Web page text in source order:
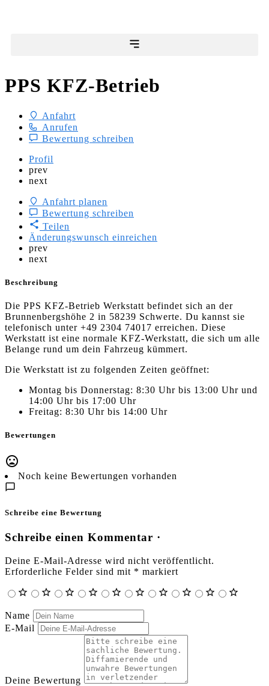
PPS KFZ-Betrieb
Anfahrt
Anrufen
Bewertung schreiben
Profil
prev
next
Anfahrt planen
Bewertung schreiben
Teilen
Änderungswunsch einreichen
prev
next
Beschreibung
Die PPS KFZ-Betrieb Werkstatt befindet sich an der
Brunnenbergshöhe 2 in 58239 Schwerte. Du kannst sie
telefonisch unter +49 2304 74017 erreichen. Diese
Werkstatt ist eine normale KFZ-Werkstatt, die sich um alle
Belange rund um dein Fahrzeug kümmert.
Die Werkstatt ist zu folgenden Zeiten geöffnet:
Montag bis Donnerstag: 8:30 Uhr bis 13:00 Uhr und
14:00 Uhr bis 17:00 Uhr
Freitag: 8:30 Uhr bis 14:00 Uhr
Bewertungen
Noch keine Bewertungen vorhanden
Schreibe eine Bewertung
Schreibe einen Kommentar ·
Deine E-Mail-Adresse wird nicht veröffentlicht.
Erforderliche Felder sind mit * markiert
Name
E-Mail
Deine Bewertung